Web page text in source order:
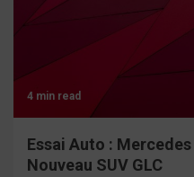
4 min read
Essai Auto :
Nouveau SUV GLC